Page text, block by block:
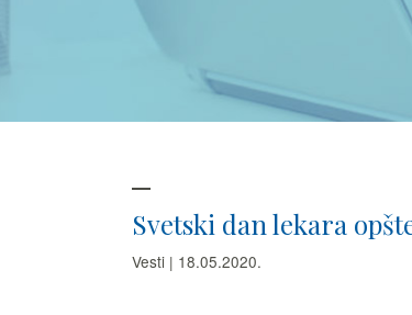
Svetski dan lekara
Vesti | 18.05.2020.